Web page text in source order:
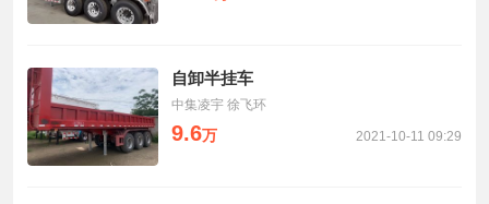
自卸半挂车
中集凌宇 徐飞环
9.6万 2021-10-11 09:29